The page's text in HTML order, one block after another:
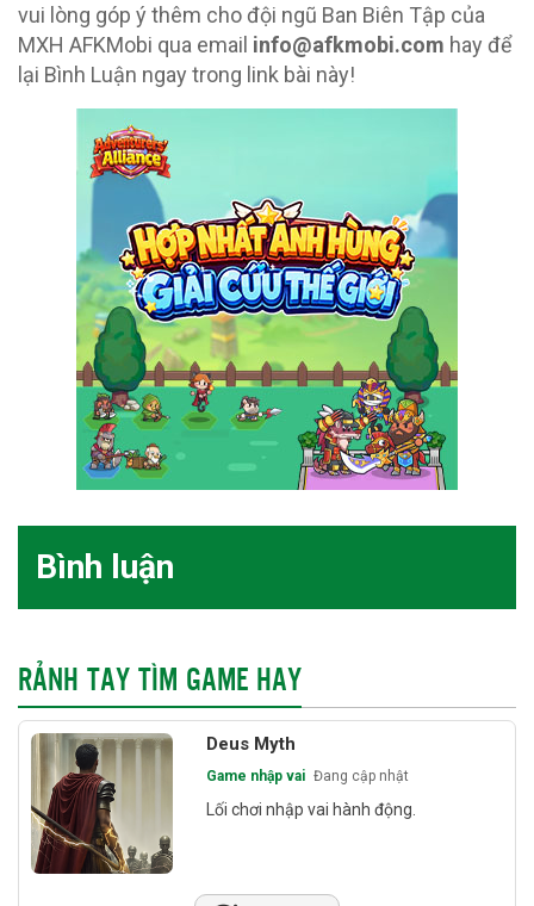
vui lòng góp ý thêm cho đội ngũ Ban Biên Tập của
MXH AFKMobi qua email info@afkmobi.com hay để
lại Bình Luận ngay trong link bài này!
Bình luận
RẢNH TAY TÌM GAME HAY
Deus Myth
Game nhập vai Đang cập nhật
Lối chơi nhập vai hành động.